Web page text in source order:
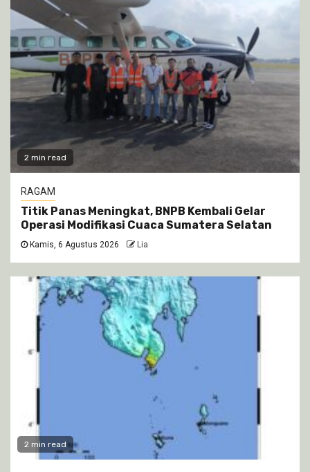
2 min read
RAGAM
Titik Panas Meningkat, BNPB Kembali Gelar
Operasi Modifikasi Cuaca Sumatera Selatan
Kamis, 6 Agustus 2026 Lia
2 min read